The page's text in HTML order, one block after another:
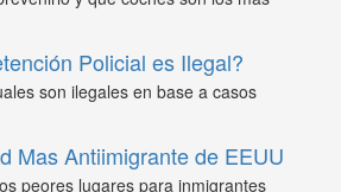
Policial es Ilegal?
son ilegales en base a casos
Mas Antiimigrante de EEUU
peores lugares para inmigrantes